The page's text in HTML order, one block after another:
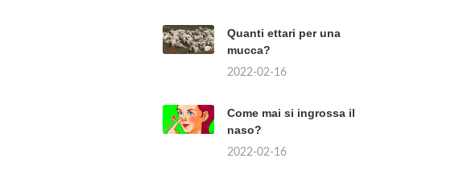
Quanti ettari per una
mucca?
2022-02-16
Come mai si ingrossa il
naso?
2022-02-16